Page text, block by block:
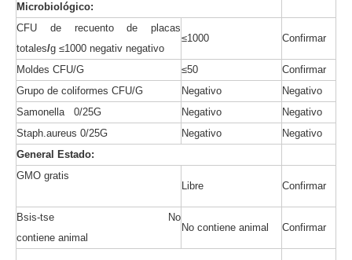
Microbiológico:
CFU de recuento de placas
totales/g ≤1000 negativ negativo
≤1000 Confirmar
Moldes CFU/G ≤50
Confirmar
Grupo de coliformes CFU/G
Negativo
Negativo
Samonella 0/25G
Negativo
Negativo
Staph.aureus 0/25G
Negativo
Negativo
General Estado:
GMO gratis
Libre
Confirmar
Bsis-tse No
contiene animal
No contiene animal Confirmar